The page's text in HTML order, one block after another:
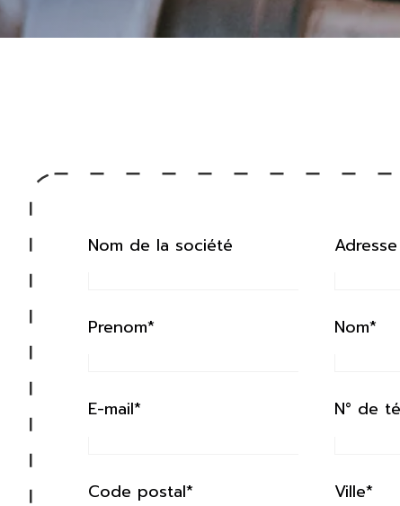
Nom de la société
Prenom* Nom*
E-mail* N° de
Code postal* Ville*